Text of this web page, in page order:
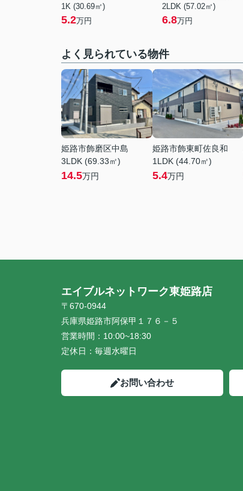
1K (30.69㎡)
5.2万円
2LDK (57.02㎡)
6.8万円
よく見られている物件
姫路市飾磨区中島
3LDK (69.33㎡)
14.5万円
姫路市飾東町佐良和
1LDK (44.70㎡)
5.4万円
エイブルネットワーク東姫路店
〒670-0944
兵庫県姫路市阿保甲１７６－５
営業時間： 10:00~18:30
定休日： 毎週水曜日
お問い合わせ